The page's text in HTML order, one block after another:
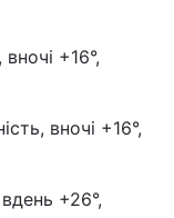
+16°,
вночі +16°,
+26°,